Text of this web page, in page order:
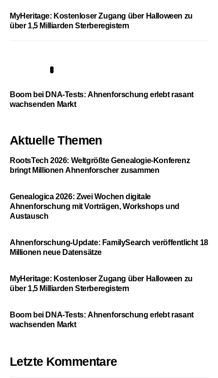
MyHeritage: Kostenloser Zugang über Halloween zu
über 1,5 Milliarden Sterberegistern
Boom bei DNA-Tests: Ahnenforschung erlebt rasant
wachsenden Markt
Aktuelle Themen
RootsTech 2026: Weltgrößte Genealogie-Konferenz
bringt Millionen Ahnenforscher zusammen
Genealogica 2026: Zwei Wochen digitale
Ahnenforschung mit Vorträgen, Workshops und
Austausch
Ahnenforschung-Update: FamilySearch veröffentlicht 18
Millionen neue Datensätze
MyHeritage: Kostenloser Zugang über Halloween zu
über 1,5 Milliarden Sterberegistern
Boom bei DNA-Tests: Ahnenforschung erlebt rasant
wachsenden Markt
Letzte Kommentare